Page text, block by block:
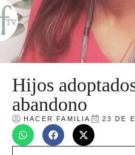
Hijos
abandono
HACER FAMILIA 23 DE